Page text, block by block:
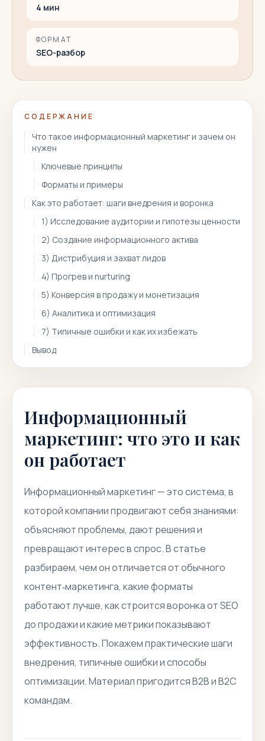
4 мин
ФОРМАТ
SEO-разбор
СОДЕРЖАНИЕ
Что такое информационный маркетинг и зачем он
нужен
Ключевые принципы
Форматы и примеры
Как это работает: шаги внедрения и воронка
1) Исследование аудитории и гипотезы ценности
2) Создание информационного актива
3) Дистрибуция и захват лидов
4) Прогрев и nurturing
5) Конверсия в продажу и монетизация
6) Аналитика и оптимизация
7) Типичные ошибки и как их избежать
Вывод
Информационный
маркетинг: что это и как
он работает
Информационный маркетинг — это система, в
которой компании продвигают себя знаниями:
объясняют проблемы, дают решения и
превращают интерес в спрос. В статье
разбираем, чем он отличается от обычного
контент‑маркетинга, какие форматы
работают лучше, как строится воронка от SEO
до продажи и какие метрики показывают
эффективность. Покажем практические шаги
внедрения, типичные ошибки и способы
оптимизации. Материал пригодится B2B и B2C
командам.